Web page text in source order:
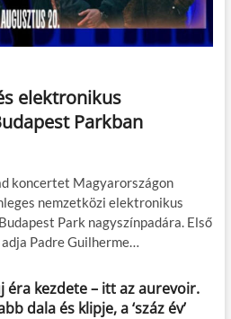
elektronikus
Parkban
koncertet Magyarországon
nemzetközi elektronikus
Park nagyszínpadára. Első
Padre Guilherme…
éra kezdete – itt az aurevoir.
dala és klipje, a ‘száz év’